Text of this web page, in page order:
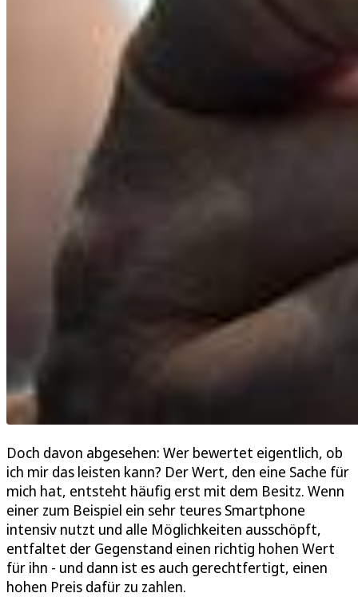
Doch davon abgesehen: Wer bewertet eigentlich, ob
ich mir das leisten kann? Der Wert, den eine Sache für
mich hat, entsteht häufig erst mit dem Besitz. Wenn
einer zum Beispiel ein sehr teures Smartphone
intensiv nutzt und alle Möglichkeiten ausschöpft,
entfaltet der Gegenstand einen richtig hohen Wert
für ihn - und dann ist es auch gerechtfertigt, einen
hohen Preis dafür zu zahlen.